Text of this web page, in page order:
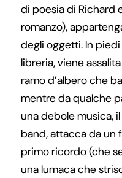
di poesia di Richard
romanzo),
degli oggetti. In
libreria, viene
ramo d’albero che
mentre da qualche
una debole musica,
band, attacca da un
primo ricordo (che
una lumaca che